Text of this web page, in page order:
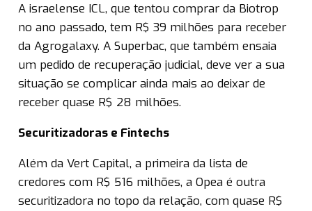
A israelense ICL, que tentou comprar da Biotrop
no ano passado, tem R$ 39 milhões para receber
da Agrogalaxy. A Superbac, que também ensaia
um pedido de recuperação judicial, deve ver a sua
situação se complicar ainda mais ao deixar de
receber quase R$ 28 milhões.
Securitizadoras e Fintechs
Além da Vert Capital, a primeira da lista de
credores com R$ 516 milhões, a Opea é outra
securitizadora no topo da relação, com quase R$